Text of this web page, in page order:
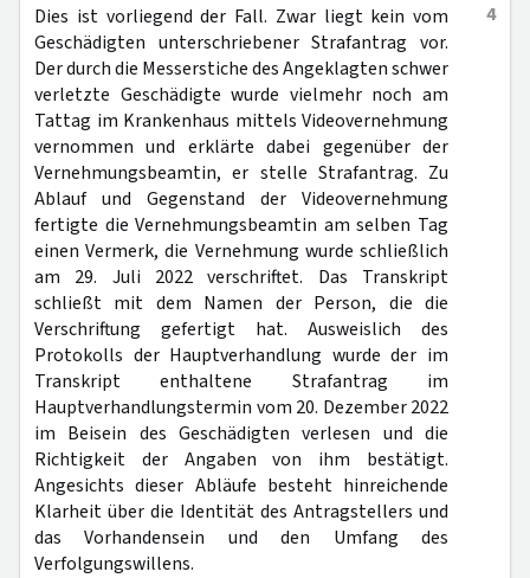
4
Dies ist vorliegend der Fall. Zwar liegt kein vom
Geschädigten unterschriebener Strafantrag vor.
Der durch die Messerstiche des Angeklagten schwer
verletzte Geschädigte wurde vielmehr noch am
Tattag im Krankenhaus mittels Videovernehmung
vernommen und erklärte dabei gegenüber der
Vernehmungsbeamtin, er stelle Strafantrag. Zu
Ablauf und Gegenstand der Videovernehmung
fertigte die Vernehmungsbeamtin am selben Tag
einen Vermerk, die Vernehmung wurde schließlich
am 29. Juli 2022 verschriftet. Das Transkript
schließt mit dem Namen der Person, die die
Verschriftung gefertigt hat. Ausweislich des
Protokolls der Hauptverhandlung wurde der im
Transkript enthaltene Strafantrag im
Hauptverhandlungstermin vom 20. Dezember 2022
im Beisein des Geschädigten verlesen und die
Richtigkeit der Angaben von ihm bestätigt.
Angesichts dieser Abläufe besteht hinreichende
Klarheit über die Identität des Antragstellers und
das Vorhandensein und den Umfang des
Verfolgungswillens.